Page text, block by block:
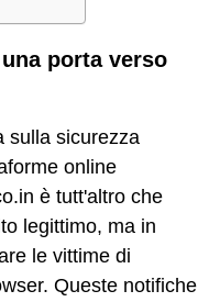
porta verso
sulla sicurezza
online
è tutt'altro che
legittimo, ma in
le vittime di
Queste notifiche